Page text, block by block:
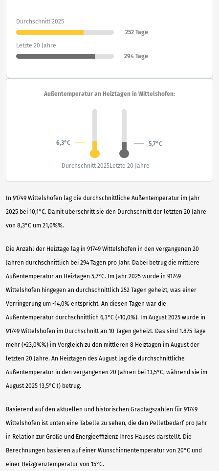
In 91749 Wittelshofen lag die durchschnittliche Außentemperatur im Jahr
2025 bei 10,1°C. Damit überschritt sie den Durchschnitt der letzten 20 Jahre
von 8,3°C um 21,0%%.
Die Anzahl der Heiztage lag in 91749 Wittelshofen in den vergangenen 20
Jahren durchschnittlich bei 294 Tagen pro Jahr. Dabei betrug die mittlere
Außentemperatur an Heiztagen 5,7°C. Im Jahr 2025 wurde in 91749
Wittelshofen hingegen an durchschnittlich 252 Tagen geheizt, was einer
Verringerung um -14,0% entspricht. An diesen Tagen war die
Außentemperatur durchschnittlich 6,3°C (+10,0%). Im August 2025 wurde in
91749 Wittelshofen im Durchschnitt an 10 Tagen geheizt. Das sind 1.875 Tage
mehr (+23,0%%) im Vergleich zu den mittleren 8 Heiztagen im August der
letzten 20 Jahre. An Heiztagen des August lag die durchschnittliche
Außentemperatur in den vergangenen 20 Jahren bei 13,5°C, während sie im
August 2025 13,5°C () betrug.
Basierend auf den aktuellen und historischen Gradtagszahlen für 91749
Wittelshofen ist unten eine Tabelle zu sehen, die den Pelletbedarf pro Jahr
in Relation zur Größe und Energieeffizienz Ihres Hauses darstellt. Die
Berechnungen basieren auf einer Wunschinnentemperatur von 20°C und
einer Heizgrenztemperatur von 15°C.
Durchschnitt 2025
252 Tage
Letzte 20 Jahre
294 Tage
Außentemperatur an Heiztagen in Wittelshofen:
6,3°C 5,7°C
Durchschnitt 2025Letzte 20 Jahre